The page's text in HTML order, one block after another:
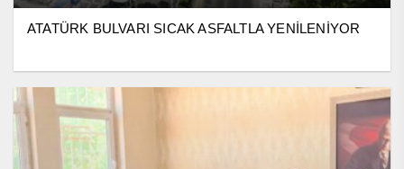
ATATÜRK BULVARI SICAK ASFALTLA YENİLENİYOR